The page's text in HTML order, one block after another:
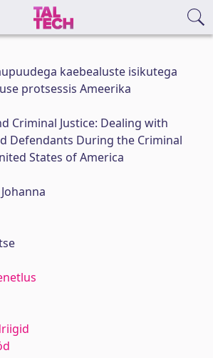
kaebealuste isikutega
protsessis Ameerika
Criminal Justice: Dealing with
Defendants During the Criminal
States of America